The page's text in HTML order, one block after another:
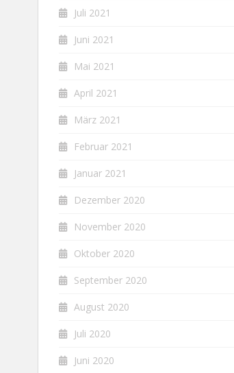
Juli 2021
Juni 2021
Mai 2021
April 2021
März 2021
Februar 2021
Januar 2021
Dezember 2020
November 2020
Oktober 2020
September 2020
August 2020
Juli 2020
Juni 2020